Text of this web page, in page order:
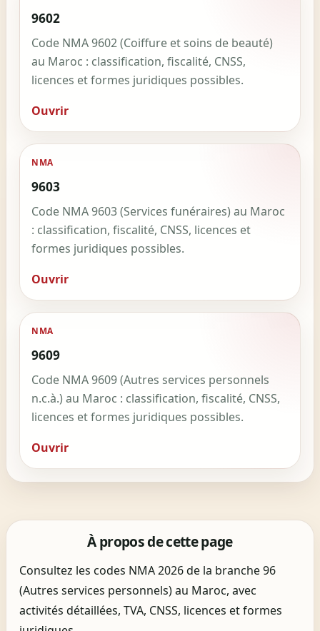
9602
Code NMA 9602 (Coiffure et soins de beauté)
au Maroc : classification, fiscalité, CNSS,
licences et formes juridiques possibles.
Ouvrir
NMA
9603
Code NMA 9603 (Services funéraires) au Maroc
: classification, fiscalité, CNSS, licences et
formes juridiques possibles.
Ouvrir
NMA
9609
Code NMA 9609 (Autres services personnels
n.c.à.) au Maroc : classification, fiscalité, CNSS,
licences et formes juridiques possibles.
Ouvrir
À propos de cette page
Consultez les codes NMA 2026 de la branche 96
(Autres services personnels) au Maroc, avec
activités détaillées, TVA, CNSS, licences et formes